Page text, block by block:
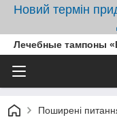
Новий термін
Лечебные тампоны
Поширені